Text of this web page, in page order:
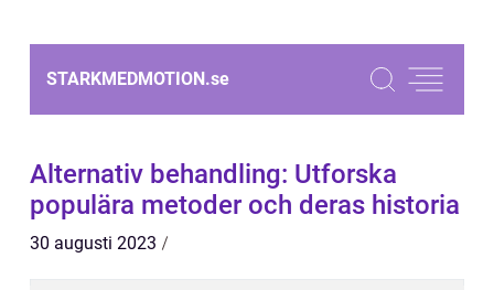
STARKMEDMOTION.se
Alternativ behandling: Utforska
populära metoder och deras historia
30 augusti 2023